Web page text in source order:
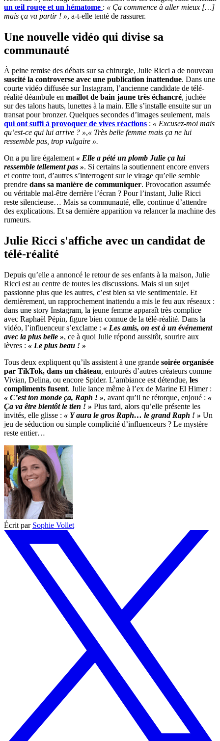
un œil rouge et un hématome : « Ça commence à aller mieux […]
mais ça va partir ! », a-t-elle tenté de rassurer.
Une nouvelle vidéo qui divise sa
communauté
À peine remise des débats sur sa chirurgie, Julie Ricci a de nouveau
suscité la controverse avec une publication inattendue. Dans une
courte vidéo diffusée sur Instagram, l’ancienne candidate de télé-
réalité déambule en maillot de bain jaune très échancré, juchée
sur des talons hauts, lunettes à la main. Elle s’installe ensuite sur un
transat pour bronzer. Quelques secondes d’images seulement, mais
qui ont suffi à provoquer de vives réactions : « Excusez-moi mais
qu’est-ce qui lui arrive ? »,« Très belle femme mais ça ne lui
ressemble pas, trop vulgaire ».
On a pu lire également« Elle a pété un plomb Julie ça lui
ressemble tellement pas ». Si certains la soutiennent encore envers
et contre tout, d’autres s’interrogent sur le virage qu’elle semble
prendre dans sa manière de communiquer. Provocation assumée
ou véritable mal-être derrière l’écran ? Pour l’instant, Julie Ricci
reste silencieuse… Mais sa communauté, elle, continue d’attendre
des explications. Et sa dernière apparition va relancer la machine des
rumeurs.
Julie Ricci s'affiche avec un candidat de
télé-réalité
Depuis qu’elle a annoncé le retour de ses enfants à la maison, Julie
Ricci est au centre de toutes les discussions. Mais si un sujet
passionne plus que les autres, c’est bien sa vie sentimentale. Et
dernièrement, un rapprochement inattendu a mis le feu aux réseaux :
dans une story Instagram, la jeune femme apparaît très complice
avec Raphaël Pépin, figure bien connue de la télé-réalité. Dans la
vidéo, l’influenceur s’exclame : « Les amis, on est à un événement
avec la plus belle », ce à quoi Julie répond aussitôt, sourire aux
lèvres : « Le plus beau ! »
Tous deux expliquent qu’ils assistent à une grande soirée organisée
par TikTok, dans un château, entourés d’autres créateurs comme
Vivian, Delina, ou encore Spider. L’ambiance est détendue, les
compliments fusent. Julie lance même à l’ex de Marine El Himer :
« C’est ton monde ça, Raph ! », avant qu’il ne rétorque, enjoué : «
Ça va être bientôt le tien ! » Plus tard, alors qu’elle présente les
invités, elle glisse : « Y aura le gros Raph… le grand Raph ! » Un
jeu de séduction ou simple complicité d’influenceurs ? Le mystère
reste entier…
Écrit par Sophie Vollet